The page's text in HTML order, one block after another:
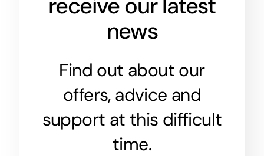
news
Find out about our
offers, advice and
support at this difficult
time.